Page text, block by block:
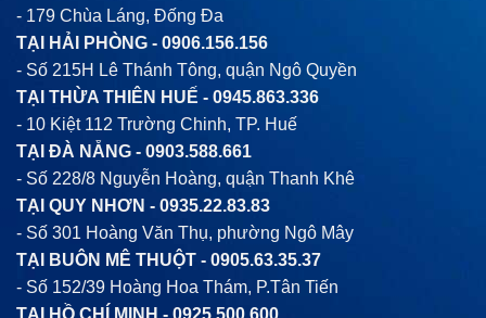
- 179 Chùa Láng, Đống Đa
TẠI HẢI PHÒNG - 0906.156.156
- Số 215H Lê Thánh Tông, quận Ngô Quyền
TẠI THỪA THIÊN HUẾ - 0945.863.336
- 10 Kiệt 112 Trường Chinh, TP. Huế
TẠI ĐÀ NẴNG - 0903.588.661
- Số 228/8 Nguyễn Hoàng, quận Thanh Khê
TẠI QUY NHƠN - 0935.22.83.83
- Số 301 Hoàng Văn Thụ, phường Ngô Mây
TẠI BUÔN MÊ THUỘT - 0905.63.35.37
- Số 152/39 Hoàng Hoa Thám, P.Tân Tiến
TẠI HỒ CHÍ MINH - 0925.500.600